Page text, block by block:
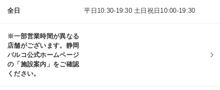
全日 平日10:30-19:30 土日祝日10:00-19:30
※一部営業時間が異なる
店舗がございます。静岡
パルコ公式ホームページ
の「施設案内」をご確認
ください。